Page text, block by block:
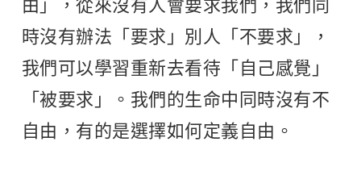
由」，從來沒有人會要求我們，我們同
時沒有辦法「要求」別人「不要求」，
我們可以學習重新去看待「自己感覺」
「被要求」。我們的生命中同時沒有不
自由，有的是選擇如何定義自由。